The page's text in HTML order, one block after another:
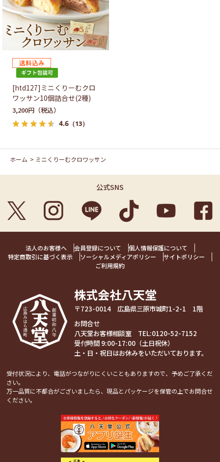
[htd127]ミニくりーむクロ
ワッサン10個詰合せ(2種)
3,200円
4.6 （13）
ホーム > ミニくりーむクロワッサン
公式SNS
法人のお客様へ 会員登録について
個人情報保護について
特定商取引に基づく表示
ソーシャルメディアポリシー
サイトポリシー
ご利用規約
株式会社八天堂
〒723-0014 広島県三原市城町1-2-1 1階
お問合せ
八天堂お客様相談室 TEL:0120-52-7152
受付時間 9:00-17:00（土日祝休）
土・日・祝日はお休みをいただいております。
受付状況により、電話がつながりにくいこともありますので、予めご了承くだ
さい。
万一品質に不都合がございましたら、現品とパッケージを保管の上でお問合せ
ください。